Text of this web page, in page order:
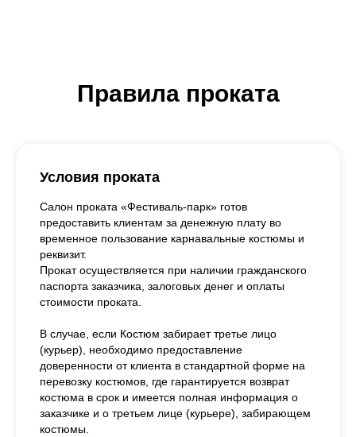
Правила проката
Условия проката
Салон проката «Фестиваль-парк» готов
предоставить клиентам за денежную плату во
временное пользование карнавальные костюмы и
реквизит.
Прокат осуществляется при наличии гражданского
паспорта заказчика, залоговых денег и оплаты
стоимости проката.
В случае, если Костюм забирает третье лицо
(курьер), необходимо предоставление
доверенности от клиента в стандартной форме на
перевозку костюмов, где гарантируется возврат
костюма в срок и имеется полная информация о
заказчике и о третьем лице (курьере), забирающем
костюмы.